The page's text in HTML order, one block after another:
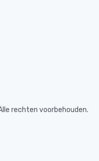
rechten voorbehouden.